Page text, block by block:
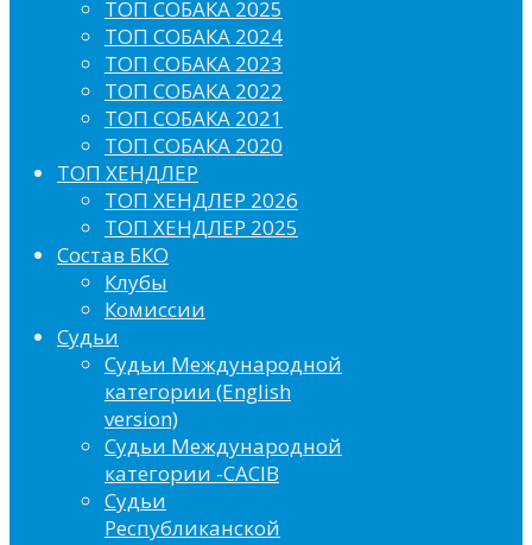
ТОП СОБАКА 2025
ТОП СОБАКА 2024
ТОП СОБАКА 2023
ТОП СОБАКА 2022
ТОП СОБАКА 2021
ТОП СОБАКА 2020
ТОП ХЕНДЛЕР
ТОП ХЕНДЛЕР 2026
ТОП ХЕНДЛЕР 2025
Состав БКО
Клубы
Комиссии
Судьи
Судьи Международной
категории (English
version)
Судьи Международной
категории -CACIB
Судьи
Республиканской